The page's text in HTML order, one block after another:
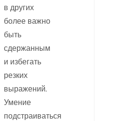
в других
более важно
быть
сдержанным
и избегать
резких
выражений.
Умение
подстраиваться